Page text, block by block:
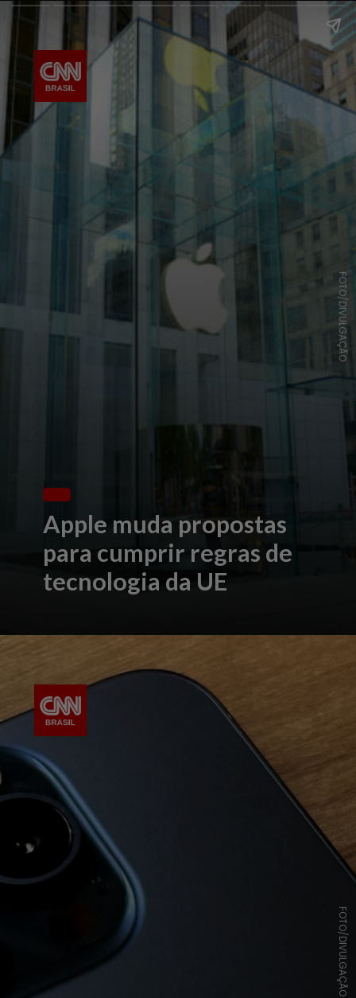
Apple muda propostas
para cumprir regras de
tecnologia da UE
FOTO/DIVULGAÇÃO
FOTO/DIVULGAÇÃO